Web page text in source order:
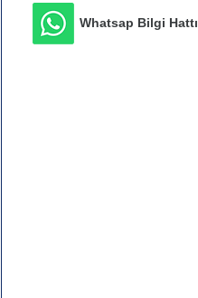
Whatsap Bilgi Hattı